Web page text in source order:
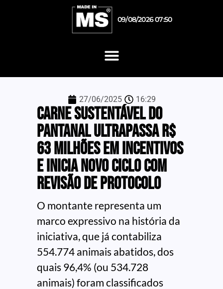
09/08/2026 07:50
27/06/2025 16:29
Carne Sustentável do
Pantanal ultrapassa R$
63 milhões em incentivos
e inicia novo ciclo com
revisão de protocolo
O montante representa um
marco expressivo na história da
iniciativa, que já contabiliza
554.774 animais abatidos, dos
quais 96,4% (ou 534.728
animais) foram classificados